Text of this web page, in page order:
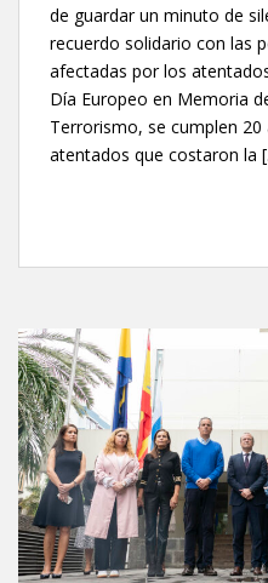
de guardar un minuto de
recuerdo solidario con las
afectadas por los
Día Europeo en Memoria
Terrorismo, se cumplen
atentados que costaron la